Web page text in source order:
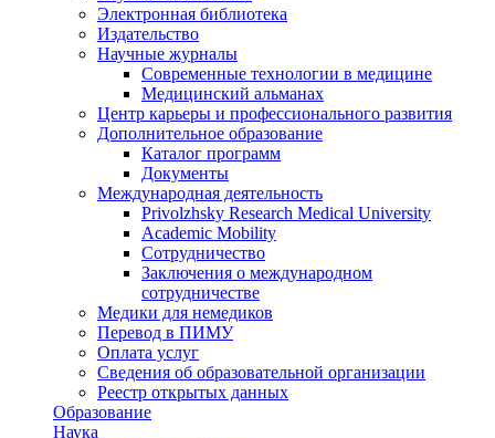
Электронная библиотека
Издательство
Научные журналы
Современные технологии в медицине
Медицинский альманах
Центр карьеры и профессионального развития
Дополнительное образование
Каталог программ
Документы
Международная деятельность
Privolzhsky Research Medical University
Academic Mobility
Сотрудничество
Заключения о международном
сотрудничестве
Медики для немедиков
Перевод в ПИМУ
Оплата услуг
Сведения об образовательной организации
Реестр открытых данных
Образование
Наука